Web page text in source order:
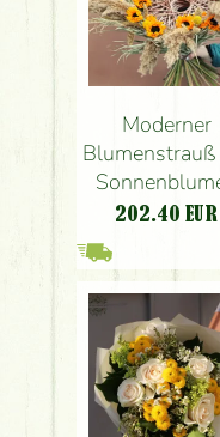
Moderner
und
202.40 EUR